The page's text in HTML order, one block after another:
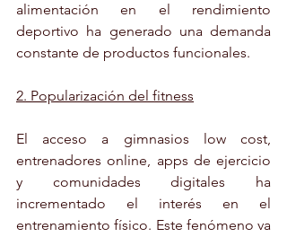
alimentación en el rendimiento
deportivo ha generado una demanda
constante de productos funcionales.
2. Popularización del fitness
El acceso a gimnasios low cost,
entrenadores online, apps de ejercicio
y comunidades digitales ha
incrementado el interés en el
entrenamiento físico. Este fenómeno va